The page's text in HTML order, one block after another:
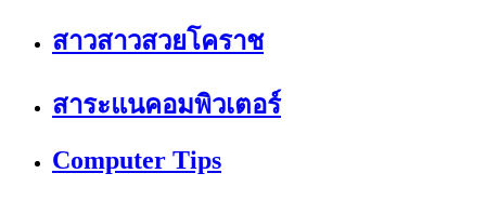
สาวสาวสวยโคราช
สาระแนคอมพิวเตอร์
Computer Tips